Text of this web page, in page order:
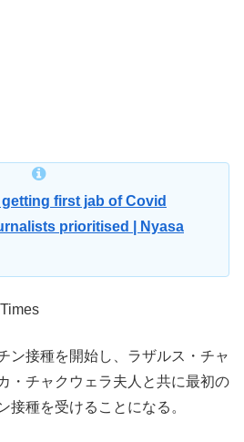
first jab of Covid
prioritised | Nyasa
ン接種を開始し、ラザルス・チャ
・チャクウェラ夫人と共に最初の
接種を受けることになる。